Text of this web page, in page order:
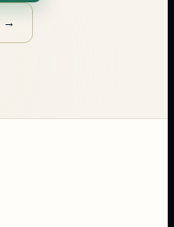
→